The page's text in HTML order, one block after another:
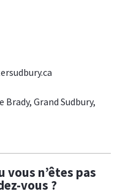
Brady, Grand Sudbury,
vous n’êtes pas
vous ?